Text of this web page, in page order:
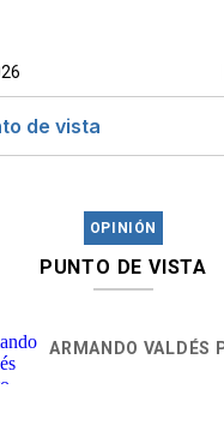
de vista
OPINIÓN
PUNTO DE VISTA
ARMANDO VALDÉS